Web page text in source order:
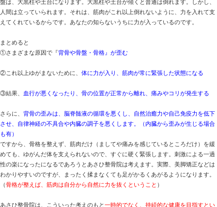
まず、筋肉や靭帯に痛みやコリがでる原因は、引っ張ら
い）です。骨と骨が正しい位置から離れ、遠くなると筋
側の筋肉は硬くなり縮む）。その結果、痛みを発したり
背骨や骨盤は、けがや出産、日常生活の不良姿勢などで
盤は、大黒柱や土台になります。大黒柱や土台が傾くと
人間は立っていられます。それは、筋肉がこれ以上倒れ
えてくれているからです。あなたの知らないうちに力が